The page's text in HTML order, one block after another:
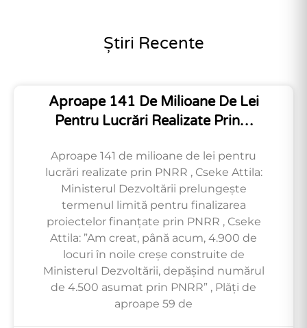
Știri Recente
Aproape 141 De Milioane De Lei
Pentru Lucrări Realizate Prin…
Aproape 141 de milioane de lei pentru
lucrări realizate prin PNRR , Cseke Attila:
Ministerul Dezvoltării prelungește
termenul limită pentru finalizarea
proiectelor finanțate prin PNRR , Cseke
Attila: ”Am creat, până acum, 4.900 de
locuri în noile creșe construite de
Ministerul Dezvoltării, depășind numărul
de 4.500 asumat prin PNRR” , Plăți de
aproape 59 de